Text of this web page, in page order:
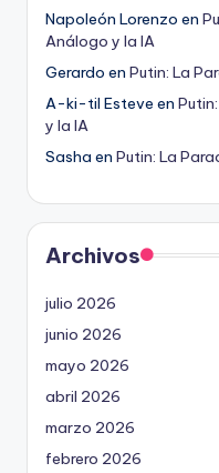
Napoleón Lorenzo en
Análogo y la IA
Gerardo en Putin: La
A-ki-til Esteve en
y la IA
Sasha en Putin: La
Archivos
julio 2026
junio 2026
mayo 2026
abril 2026
marzo 2026
febrero 2026